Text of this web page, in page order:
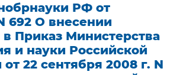
РФ от
692 О внесении
Приказ Министерства
и науки Российской
22 сентября 2008 г. N